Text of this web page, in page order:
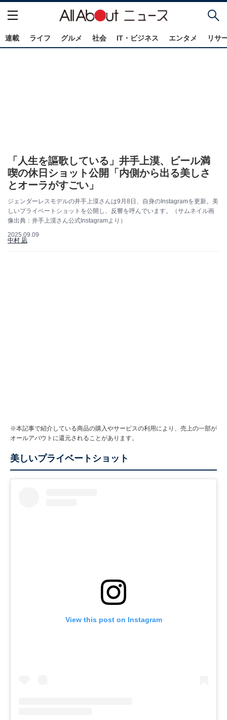
連載 ライフ グルメ 社会 IT・ビジネス エンタメ リサ
「人生を謳歌している」井手上漠、ビール満
喫の休日ショット公開「内側から出る美しさ
とオーラがすごい」
ジェンダーレスモデルの井手上漠さんは9月8日、自身のInstagramを更新。美
しいプライベートショットを公開し、反響を呼んでいます。（サムネイル画
像出典：井手上漠さん公式Instagramより）
2025.09.09
中村 凪
※本記事で紹介している商品の購入やサービスの利用により、売上の一部が
オールアバウトに還元されることがあります。
美しいプライベートショット
View this post on Instagram